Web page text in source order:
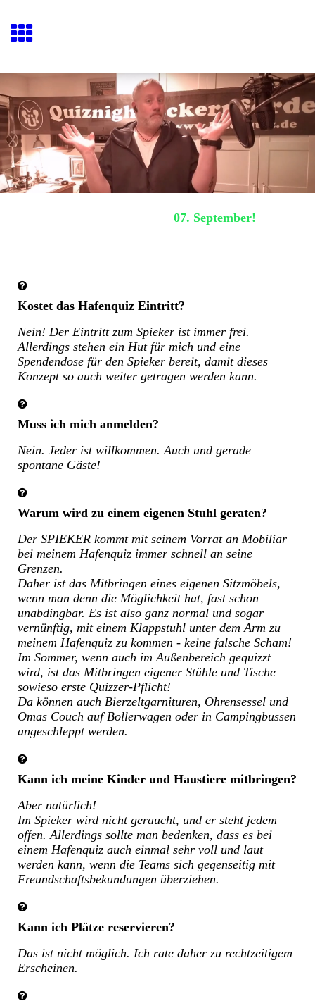
07. September!
Kostet das Hafenquiz Eintritt?
Nein! Der Eintritt zum Spieker ist immer frei.
Allerdings stehen ein Hut für mich und eine
Spendendose für den Spieker bereit, damit dieses
Konzept so auch weiter getragen werden kann.
Muss ich mich anmelden?
Nein. Jeder ist willkommen. Auch und gerade
spontane Gäste!
Warum wird zu einem eigenen Stuhl geraten?
Der SPIEKER kommt mit seinem Vorrat an Mobiliar
bei meinem Hafenquiz immer schnell an seine
Grenzen.
Daher ist das Mitbringen eines eigenen Sitzmöbels,
wenn man denn die Möglichkeit hat, fast schon
unabdingbar. Es ist also ganz normal und sogar
vernünftig, mit einem Klappstuhl unter dem Arm zu
meinem Hafenquiz zu kommen - keine falsche Scham!
Im Sommer, wenn auch im Außenbereich gequizzt
wird, ist das Mitbringen eigener Stühle und Tische
sowieso erste Quizzer-Pflicht!
Da können auch Bierzeltgarnituren, Ohrensessel und
Omas Couch auf Bollerwagen oder in Campingbussen
angeschleppt werden.
Kann ich meine Kinder und Haustiere mitbringen?
Aber natürlich!
Im Spieker wird nicht geraucht, und er steht jedem
offen. Allerdings sollte man bedenken, dass es bei
einem Hafenquiz auch einmal sehr voll und laut
werden kann, wenn die Teams sich gegenseitig mit
Freundschaftsbekundungen überziehen.
Kann ich Plätze reservieren?
Das ist nicht möglich. Ich rate daher zu rechtzeitigem
Erscheinen.